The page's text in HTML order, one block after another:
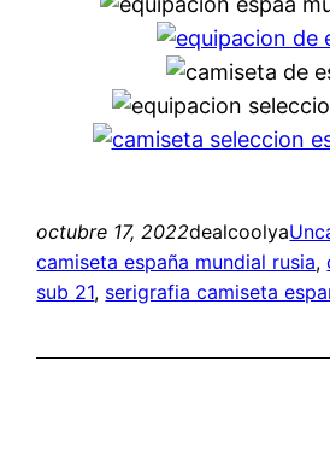
octubre 17, 2022dealcoolya
camiseta españa mundial rusia,
sub 21, serigrafia camiseta